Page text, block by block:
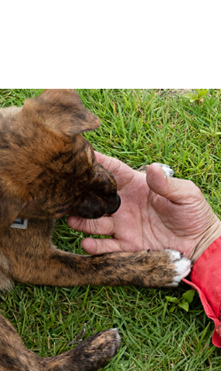
かがみ家の想い
族になる前に
んわん一覧